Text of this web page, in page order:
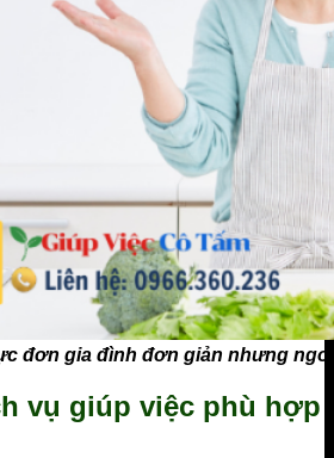
đơn gia đình đơn giản nhưng
vụ giúp việc phù hợp